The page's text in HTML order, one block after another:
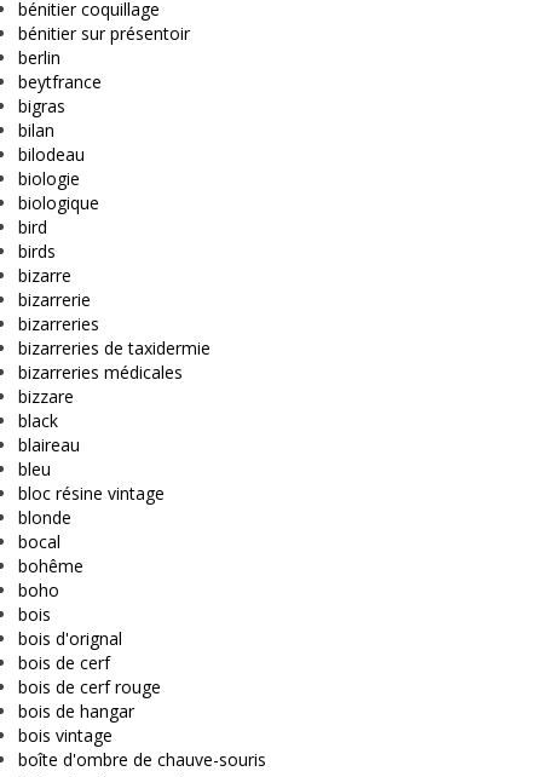
bénitier coquillage
bénitier sur présentoir
berlin
beytfrance
bigras
bilan
bilodeau
biologie
biologique
bird
birds
bizarre
bizarrerie
bizarreries
bizarreries de taxidermie
bizarreries médicales
bizzare
black
blaireau
bleu
bloc résine vintage
blonde
bocal
bohême
boho
bois
bois d'orignal
bois de cerf
bois de cerf rouge
bois de hangar
bois vintage
boîte d'ombre de chauve-souris